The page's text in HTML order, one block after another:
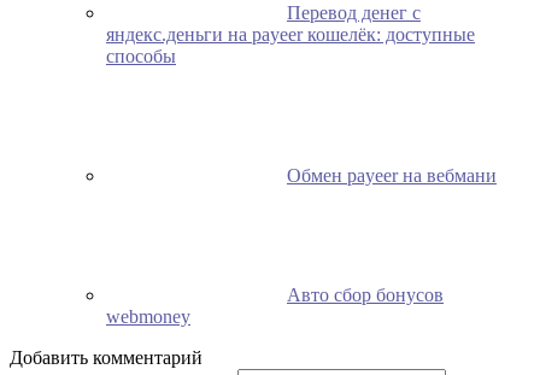
Перевод денег с
яндекс.деньги на payeer кошелёк: доступные
способы
Обмен payeer на вебмани
Авто сбор бонусов
webmoney
Добавить комментарий